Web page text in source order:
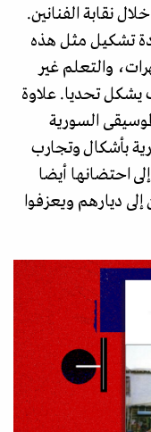
نقابة الفنانين.
تشكيل مثل هذه
والتعلم غير
يشكل تحديا. علاوة
السورية
بأشكال وتجارب
احتضانها أيضا
ديارهم ويعزفوا